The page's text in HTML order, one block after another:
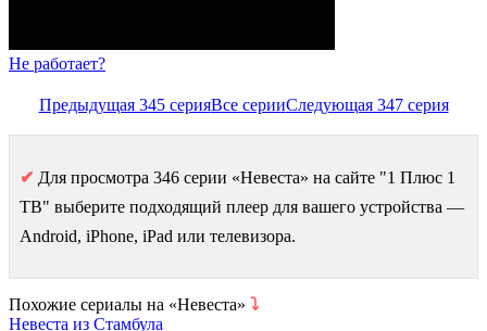
Не работает?
Предыдущая 345 серияВсе серииСледующая 347 серия
✔ Для просмотра 346 серии «Невеста» на сайте "1 Плюс 1
ТВ" выберите подходящий плеер для вашего устройства —
Android, iPhone, iPad или телевизора.
Похожие сериалы на «Невеста» ⤵
Невеста из Стамбула